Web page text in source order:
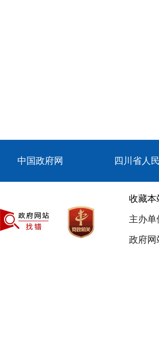
中国政府网 四川省人
收藏本
主办
政府网